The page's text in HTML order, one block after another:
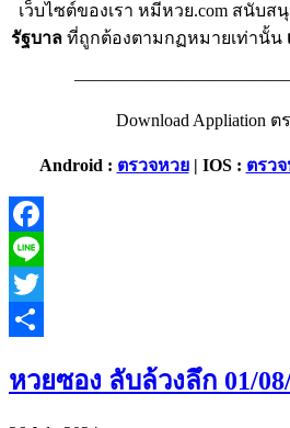
เว็บไซต์ของเรา หมีหวย.com สนับส
รัฐบาล ที่ถูกต้องตามกฏหมายเท่านั้น
Download Appliation
Android : ตรวจหวย| IOS : ตรว
Facebook
Line
Twitter
หวยซอง ลับล้วงลึก 01/